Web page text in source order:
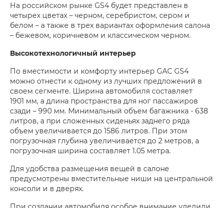
На российском рынке GS4 будет представлен в
четырех цветах – черном, серебристом, сером и
белом – а также в трех вариантах оформления салона
– бежевом, коричневом и классическом черном.
Высокотехнологичный интерьер
По вместимости и комфорту интерьер GAC GS4
можно отнести к одному из лучших предложений в
своем сегменте. Ширина автомобиля составляет
1901 мм, а длина пространства для ног пассажиров
сзади – 990 мм. Минимальный объем багажника - 638
литров, а при сложенных сиденьях заднего ряда
объем увеличивается до 1586 литров. При этом
погрузочная глубина увеличивается до 2 метров, a
погрузочная ширина составляет 1.05 метра.
Для удобства размещения вещей в салоне
предусмотрены вместительные ниши на центральной
консоли и в дверях.